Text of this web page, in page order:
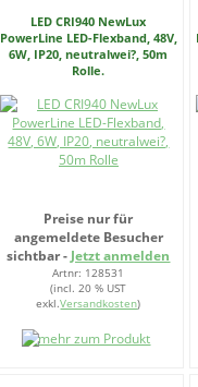
LED CRI940 NewLux
PowerLine LED-Flexband, 48V,
6W, IP20, neutralwei?, 50m
Rolle.
Preise nur für
angemeldete Besucher
sichtbar - Jetzt anmelden
Artnr: 128531
(incl. 20 % UST
exkl.Versandkosten)